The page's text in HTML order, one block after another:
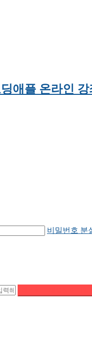
비밀번호 분